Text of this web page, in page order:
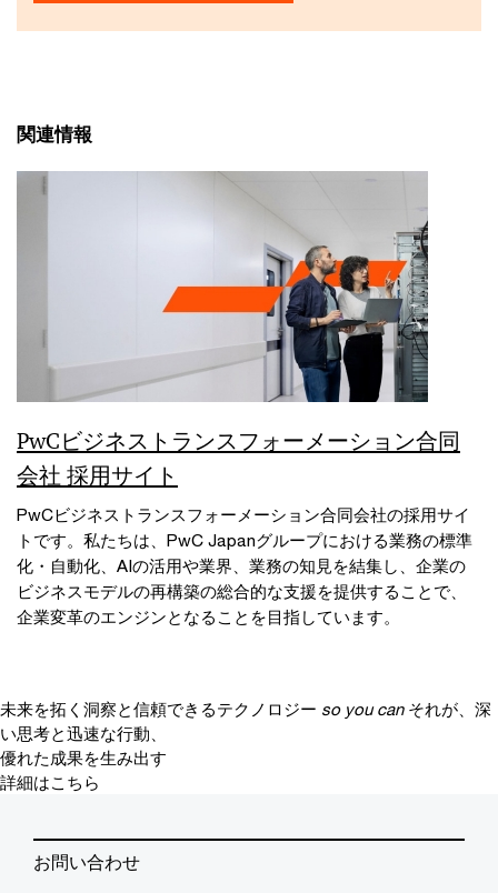
関連情報
PwCビジネストランスフォーメーション合同
会社 採用サイト
PwCビジネストランスフォーメーション合同会社の採用サイ
トです。私たちは、PwC Japanグループにおける業務の標準
化・自動化、AIの活用や業界、業務の知見を結集し、企業の
ビジネスモデルの再構築の総合的な支援を提供することで、
企業変革のエンジンとなることを目指しています。
未来を拓く洞察と信頼できるテクノロジー so you can それが、深
い思考と迅速な行動、
優れた成果を生み出す
詳細はこちら
お問い合わせ